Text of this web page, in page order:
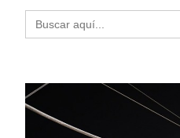
Buscar: